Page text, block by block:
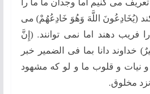
می کنیم اما وجدان ما ما را
(يُخَادِعُونَ اللَّهَ وَهُوَ خَادِعُهُمْ) می
فریب دهند اما نمی توانند. (إِنَّ
خداوند دانا بما فی الضمیر خبر
و نیات و قلوب ما و لو که مشهود
نزد مخلوق.